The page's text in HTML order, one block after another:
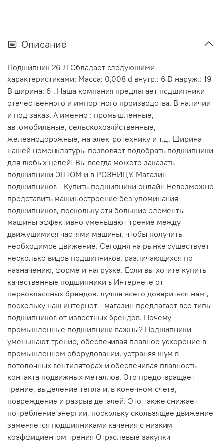
Описание
Подшипник 26 Л Обладает следующими
характеристиками: Масса: 0,008 d внутр.: 6 D наруж.: 19
В ширина: 6 . Наша компания предлагает подшипники
отечественного и импортного производства. В наличии
и под заказ. А именно : промышленные,
автомобильные, сельскохозяйственные,
железнодорожные, на электротехнику и т.д. Ширина
нашей номенклатуры позволяет подобрать подшипники
для любых целей! Вы всегда можете заказать
подшипники ОПТОМ и в РОЗНИЦУ. Магазин
подшипников - Купить подшипники онлайн Невозможно
представить машиностроение без упоминания
подшипников, поскольку эти большие элементы
машины эффективно уменьшают трение между
движущимися частями машины, чтобы получить
необходимое движение. Сегодня на рынке существует
несколько видов подшипников, различающихся по
назначению, форме и нагрузке. Если вы хотите купить
качественные подшипники в Интернете от
первоклассных брендов, лучше всего довериться нам ,
поскольку наш интернет - магазин предлагает все типы
подшипников от известных брендов. Почему
промышленные подшипники важны? Подшипники
уменьшают трение, обеспечивая плавное ускорение в
промышленном оборудовании, устраняя шум в
потолочных вентиляторах и обеспечивая плавность
контакта подвижных металлов. Это предотвращает
трение, выделение тепла и, в конечном счете,
повреждение и разрыв деталей. Это также снижает
потребление энергии, поскольку скользящее движение
заменяется подшипниками качения с низким
коэффициентом трения Отраслевые закупки